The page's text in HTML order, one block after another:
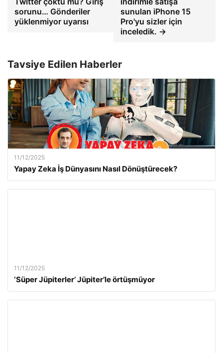
sorunu… Gönderiler
yüklenmiyor uyarısı
sunulan iPhone 15
Pro'yu sizler için
inceledik. →
Tavsiye Edilen Haberler
11/12/2025
Yapay Zeka İş Dünyasını Nasıl Dönüştürecek?
11/12/2025
‘Süper Jüpiterler’ Jüpiter’le örtüşmüyor